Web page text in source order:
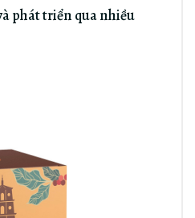
phát triển qua nhiều